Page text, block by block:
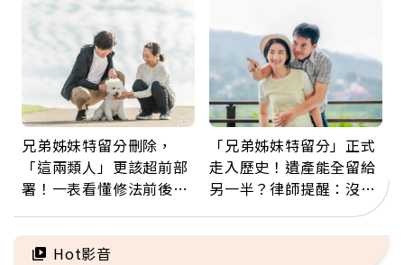
鍵
兄弟姊妹特留分刪除，
「這兩類人」更該超前部
署！一表看懂修法前後差
更多
「兄弟姊妹特留分」正式
走入歷史！遺產能全留給
另一半？律師提醒：沒做
Hot影音